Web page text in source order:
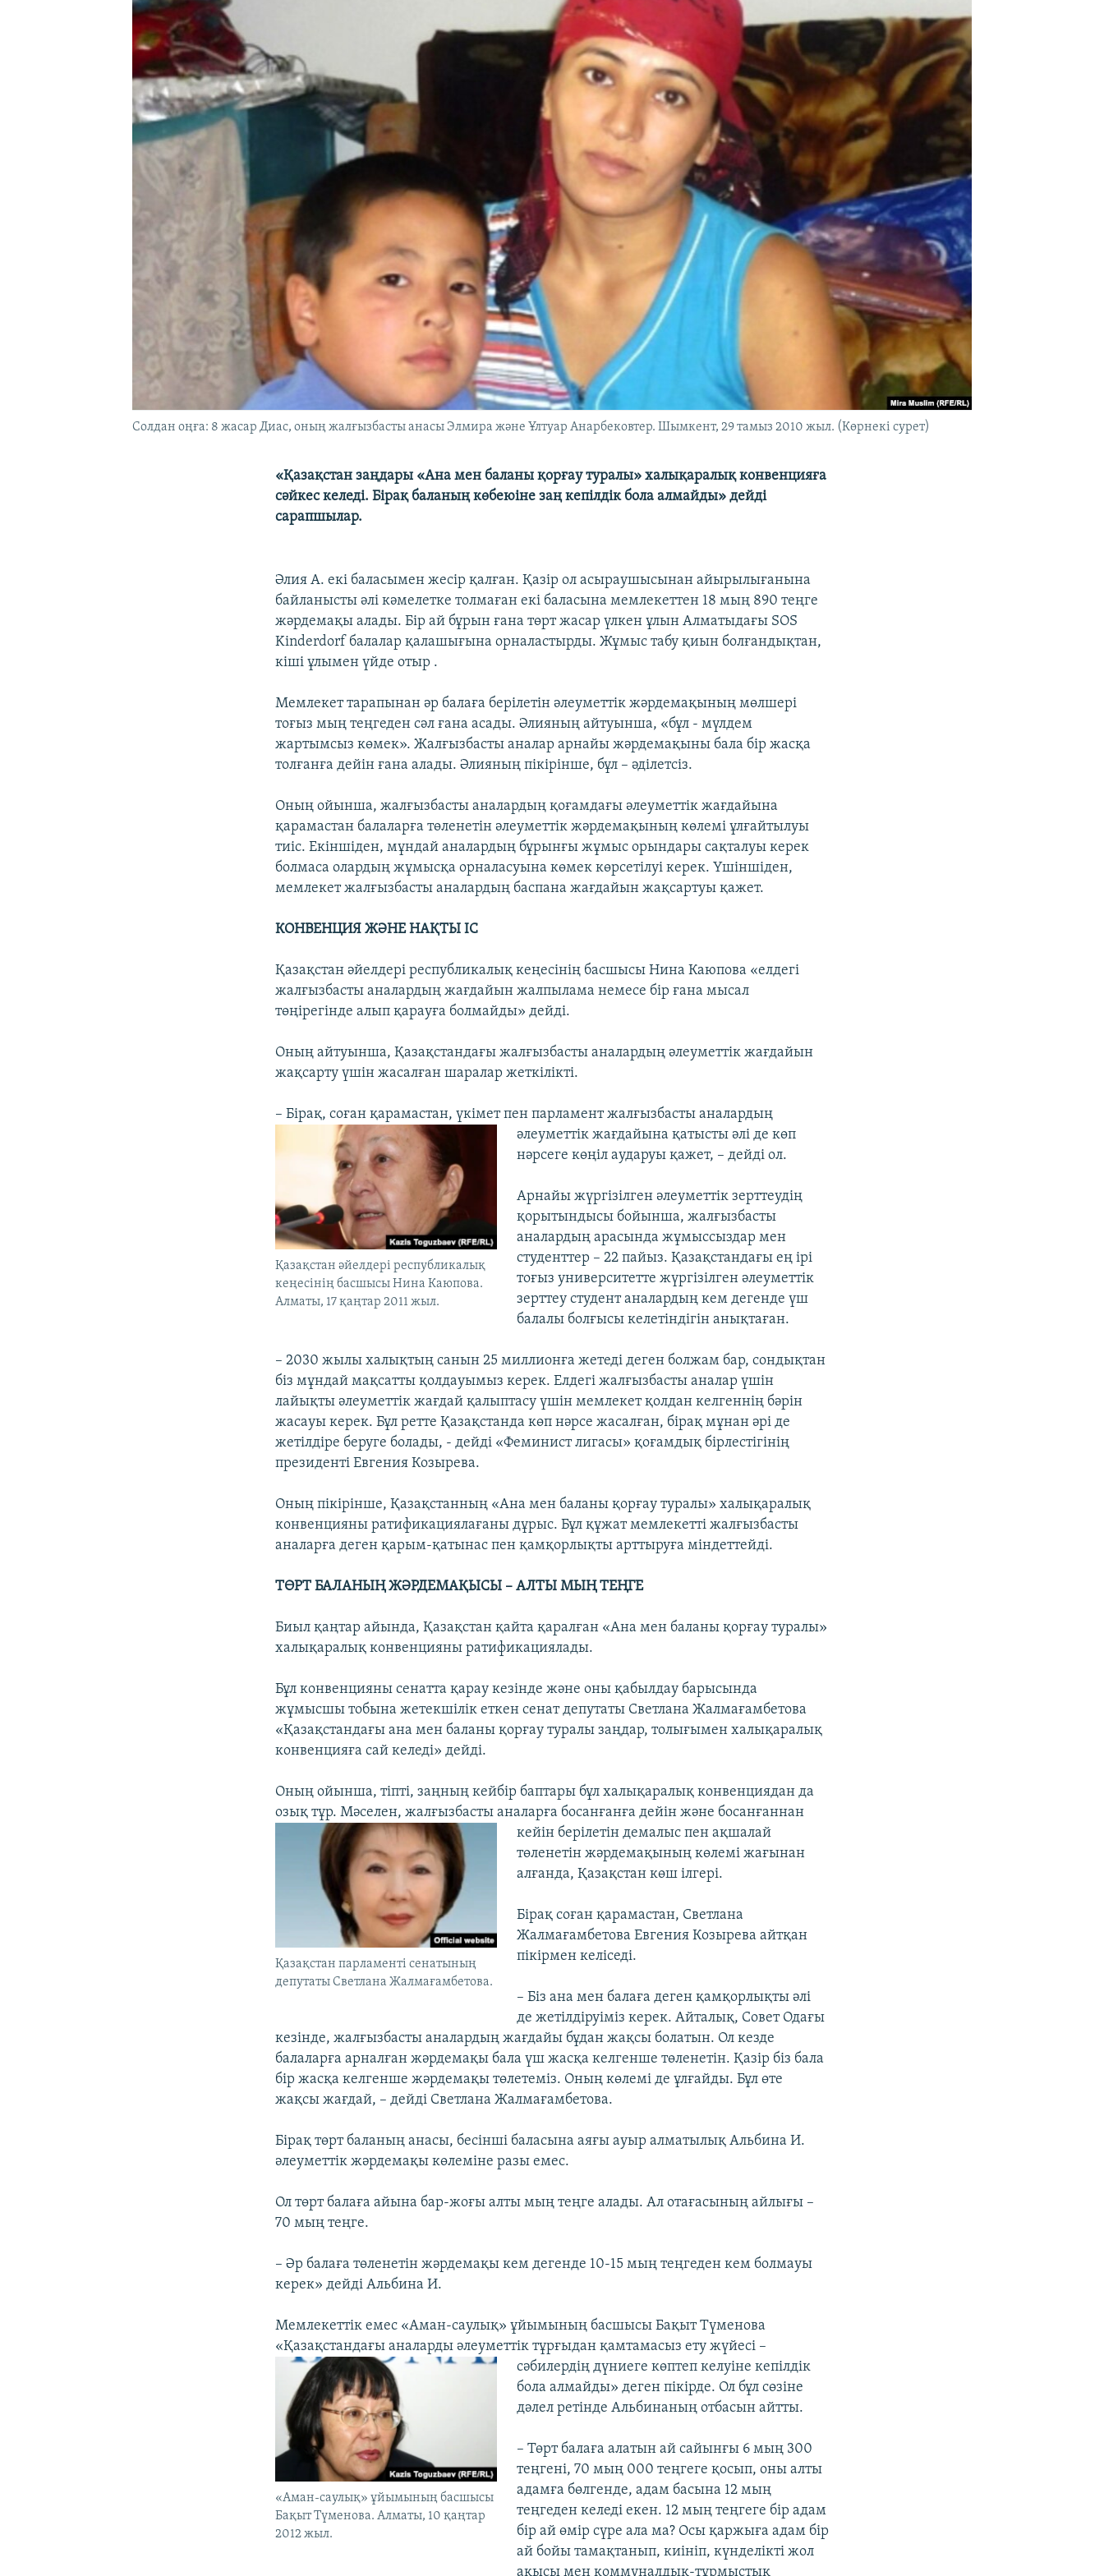
Солдан оңға: 8 жасар Диас, оның жалғызбасты анасы Элмира және Ұлтуар Анарбековтер. Шымкент, 29 тамыз 2010 жыл. (Көрнекі сурет)
«Қазақстан заңдары «Ана мен баланы қорғау туралы» халықаралық конвенцияға
сәйкес келеді. Бірақ баланың көбеюіне заң кепілдік бола алмайды» дейді
сарапшылар.
Әлия А. екі баласымен жесір қалған. Қазір ол асыраушысынан айырылығанына
байланысты әлі кәмелетке толмаған екі баласына мемлекеттен 18 мың 890 теңге
жәрдемақы алады. Бір ай бұрын ғана төрт жасар үлкен ұлын Алматыдағы SOS
Kinderdorf балалар қалашығына орналастырды. Жұмыс табу қиын болғандықтан,
кіші ұлымен үйде отыр .
Мемлекет тарапынан әр балаға берілетін әлеуметтік жәрдемақының мөлшері
тоғыз мың теңгеден сәл ғана асады. Әлияның айтуынша, «бұл - мүлдем
жартымсыз көмек». Жалғызбасты аналар арнайы жәрдемақыны бала бір жасқа
толғанға дейін ғана алады. Әлияның пікірінше, бұл – әділетсіз.
Оның ойынша, жалғызбасты аналардың қоғамдағы әлеуметтік жағдайына
қарамастан балаларға төленетін әлеуметтік жәрдемақының көлемі ұлғайтылуы
тиіс. Екіншіден, мұндай аналардың бұрынғы жұмыс орындары сақталуы керек
болмаса олардың жұмысқа орналасуына көмек көрсетілуі керек. Үшіншіден,
мемлекет жалғызбасты аналардың баспана жағдайын жақсартуы қажет.
КОНВЕНЦИЯ ЖӘНЕ НАҚТЫ ІС
Қазақстан әйелдері республикалық кеңесінің басшысы Нина Каюпова «елдегі
жалғызбасты аналардың жағдайын жалпылама немесе бір ғана мысал
төңірегінде алып қарауға болмайды» дейді.
Оның айтуынша, Қазақстандағы жалғызбасты аналардың әлеуметтік жағдайын
жақсарту үшін жасалған шаралар жеткілікті.
– Бірақ, соған қарамастан, үкімет пен парламент жалғызбасты аналардың
Қазақстан әйелдері республикалық
кеңесінің басшысы Нина Каюпова.
Алматы, 17 қаңтар 2011 жыл.
әлеуметтік жағдайына қатысты әлі де көп
нәрсеге көңіл аударуы қажет, – дейді ол.
Арнайы жүргізілген әлеуметтік зерттеудің
қорытындысы бойынша, жалғызбасты
аналардың арасында жұмыссыздар мен
студенттер – 22 пайыз. Қазақстандағы ең ірі
тоғыз университетте жүргізілген әлеуметтік
зерттеу студент аналардың кем дегенде үш
балалы болғысы келетіндігін анықтаған.
– 2030 жылы халықтың санын 25 миллионға жетеді деген болжам бар, сондықтан
біз мұндай мақсатты қолдауымыз керек. Елдегі жалғызбасты аналар үшін
лайықты әлеуметтік жағдай қалыптасу үшін мемлекет қолдан келгеннің бәрін
жасауы керек. Бұл ретте Қазақстанда көп нәрсе жасалған, бірақ мұнан әрі де
жетілдіре беруге болады, - дейді «Феминист лигасы» қоғамдық бірлестігінің
президенті Евгения Козырева.
Оның пікірінше, Қазақстанның «Ана мен баланы қорғау туралы» халықаралық
конвенцияны ратификациялағаны дұрыс. Бұл құжат мемлекетті жалғызбасты
аналарға деген қарым-қатынас пен қамқорлықты арттыруға міндеттейді.
ТӨРТ БАЛАНЫҢ ЖӘРДЕМАҚЫСЫ – АЛТЫ МЫҢ ТЕҢГЕ
Биыл қаңтар айында, Қазақстан қайта қаралған «Ана мен баланы қорғау туралы»
халықаралық конвенцияны ратификациялады.
Бұл конвенцияны сенатта қарау кезінде және оны қабылдау барысында
жұмысшы тобына жетекшілік еткен сенат депутаты Светлана Жалмағамбетова
«Қазақстандағы ана мен баланы қорғау туралы заңдар, толығымен халықаралық
конвенцияға сай келеді» дейді.
Оның ойынша, тіпті, заңның кейбір баптары бұл халықаралық конвенциядан да
озық тұр. Мәселен, жалғызбасты аналарға босанғанға дейін және босанғаннан
Қазақстан парламенті сенатының
депутаты Светлана Жалмағамбетова.
кейін берілетін демалыс пен ақшалай
төленетін жәрдемақының көлемі жағынан
алғанда, Қазақстан көш ілгері.
Бірақ соған қарамастан, Светлана
Жалмағамбетова Евгения Козырева айтқан
пікірмен келіседі.
– Біз ана мен балаға деген қамқорлықты әлі
де жетілдіруіміз керек. Айталық, Совет Одағы
кезінде, жалғызбасты аналардың жағдайы бұдан жақсы болатын. Ол кезде
балаларға арналған жәрдемақы бала үш жасқа келгенше төленетін. Қазір біз бала
бір жасқа келгенше жәрдемақы төлетеміз. Оның көлемі де ұлғайды. Бұл өте
жақсы жағдай, – дейді Светлана Жалмағамбетова.
Бірақ төрт баланың анасы, бесінші баласына аяғы ауыр алматылық Альбина И.
әлеуметтік жәрдемақы көлеміне разы емес.
Ол төрт балаға айына бар-жоғы алты мың теңге алады. Ал отағасының айлығы –
70 мың теңге.
– Әр балаға төленетін жәрдемақы кем дегенде 10-15 мың теңгеден кем болмауы
керек» дейді Альбина И.
Мемлекеттік емес «Аман-саулық» ұйымының басшысы Бақыт Түменова
«Қазақстандағы аналарды әлеуметтік тұрғыдан қамтамасыз ету жүйесі –
«Аман-саулық» ұйымының басшысы
Бақыт Түменова. Алматы, 10 қаңтар
2012 жыл.
сәбилердің дүниеге көптеп келуіне кепілдік
бола алмайды» деген пікірде. Ол бұл сөзіне
дәлел ретінде Альбинаның отбасын айтты.
– Төрт балаға алатын ай сайынғы 6 мың 300
теңгені, 70 мың 000 теңгеге қосып, оны алты
адамға бөлгенде, адам басына 12 мың
теңгеден келеді екен. 12 мың теңгеге бір адам
бір ай өмір сүре ала ма? Осы қаржыға адам бір
ай бойы тамақтанып, киініп, күнделікті жол
ақысы мен коммуналдық-тұрмыстық